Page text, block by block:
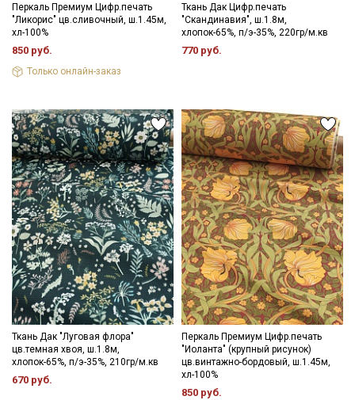
Перкаль Премиум Цифр.печать
"Ликорис" цв.сливочный, ш.1.45м,
хл-100%
850 руб.
Только онлайн-заказ
Ткань Дак Цифр.печать
"Скандинавия", ш.1.8м,
хлопок-65%, п/э-35%, 220гр/м.кв
770 руб.
Ткань Дак "Луговая флора"
цв.темная хвоя, ш.1.8м,
хлопок-65%, п/э-35%, 210гр/м.кв
670 руб.
Перкаль Премиум Цифр.печать
"Иоланта" (крупный рисунок)
цв.винтажно-бордовый, ш.1.45м,
хл-100%
850 руб.